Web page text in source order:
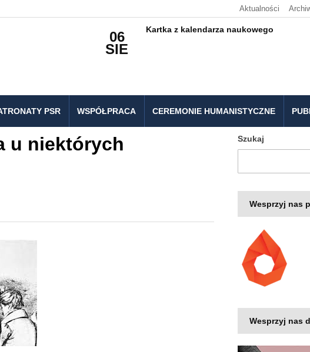
Aktualności
06
SIE
Kartka z kalendarza naukowego
PSR WSPÓŁPRACA CEREMONIE HUMANISTYCZNE
u niektórych
Szukaj
Wesprzyj nas
Wesprzyj nas